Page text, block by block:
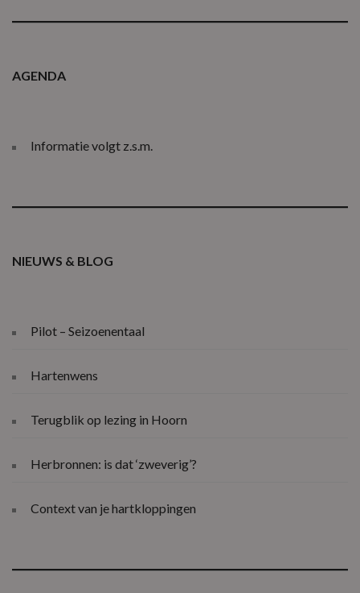
AGENDA
Informatie volgt z.s.m.
NIEUWS & BLOG
Pilot – Seizoenentaal
Hartenwens
Terugblik op lezing in Hoorn
Herbronnen: is dat ‘zweverig’?
Context van je hartkloppingen